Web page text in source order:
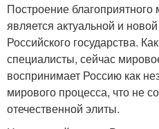
Построение
является актуальной и
Российского государства.
специалисты, сейчас
воспринимает Россию как
мирового процесса, что не
отечественной элиты.